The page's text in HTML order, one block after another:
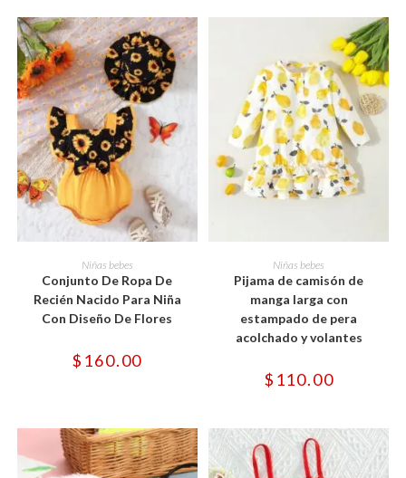
SELECCIONAR OPCIONES
producto
tiene
múltiples
variantes.
Las
opciones
elegir
producto
Niñas bebes
Conjunto De Ropa De
Recién Nacido Para Niña
Con Diseño De Flores
$ 160.00
SELECCIONAR OPCIONES
producto
tiene
múltiples
variantes.
Las
opciones
se
pueden
en
la
producto
Niñas bebes
Pijama de camisón de
manga larga con
estampado de pera
acolchado y volantes
$ 110.00